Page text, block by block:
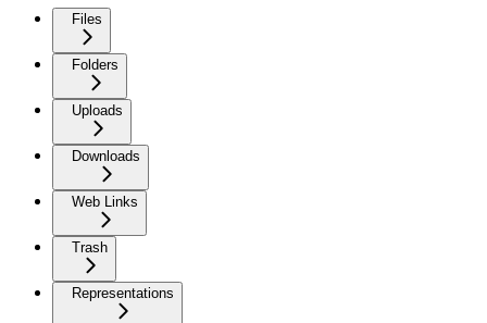
Files
Folders
Uploads
Downloads
Web Links
Trash
Representations